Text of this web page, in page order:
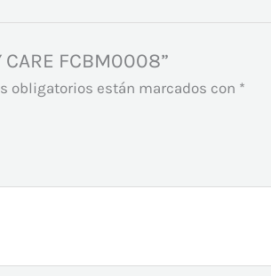
FCBM0008”
obligatorios están marcados con *